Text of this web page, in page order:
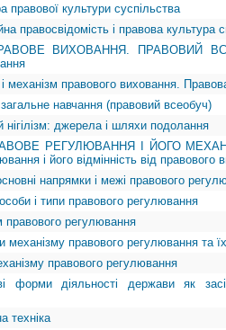
правової культури суспільства
правосвідомість і правова культура
ВИХОВАННЯ. ПРАВОВИЙ
механізм правового виховання.
навчання (правовий всеобуч)
нігілізм: джерела і шляхи подолання
РЕГУЛЮВАННЯ І ЙОГО
і його відмінність від правового
напрямки і межі правового
і типи правового регулювання
правового регулювання
механізму правового регулювання та
правового регулювання
форми діяльності держави як
техніка